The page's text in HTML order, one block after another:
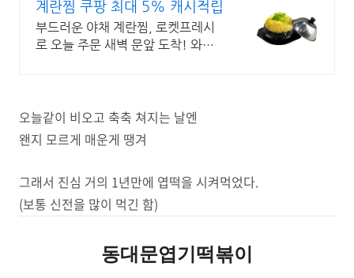
계란찜 쿠팡 최대 5% 캐시적립
부드러운 야채 계란찜, 로켓프레시
로 오늘 주문 새벽 문앞 도착! 와우
오늘같이 비오고 축축 쳐지는 날엔
왠지 모르게 매운게 땡겨
그래서 진심 거의 1년만에 엽떡을 시켜먹었다.
(보통 신전을 많이 먹긴 함)